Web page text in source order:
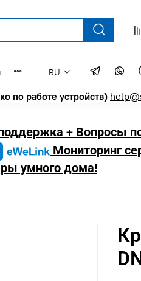
RU
по работе устройств)
+ Вопросы
Мониторинг
умного дома!